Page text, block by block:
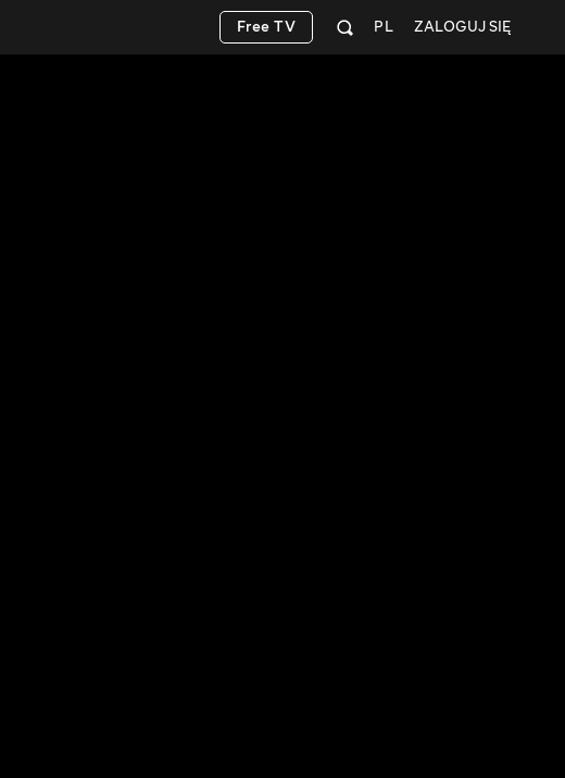
ZALOGUJ SIĘ
PL
Free TV